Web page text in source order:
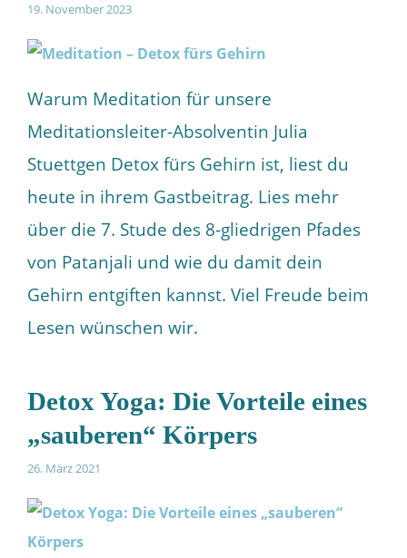
19. November 2023
Warum Meditation für unsere
Meditationsleiter-Absolventin Julia
Stuettgen Detox fürs Gehirn ist, liest du
heute in ihrem Gastbeitrag. Lies mehr
über die 7. Stude des 8-gliedrigen Pfades
von Patanjali und wie du damit dein
Gehirn entgiften kannst. Viel Freude beim
Lesen wünschen wir.
Detox Yoga: Die Vorteile eines
„sauberen“ Körpers
26. März 2021